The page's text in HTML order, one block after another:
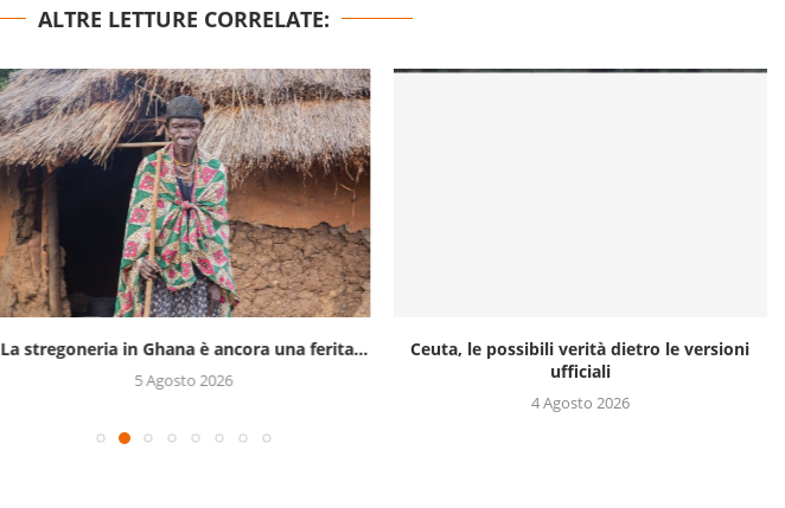
ALTRE LETTURE CORRELATE:
La stregoneria in Ghana è ancora una ferita...
5 Agosto 2026
Ceuta, le possibili verità dietro le versioni
ufficiali
4 Agosto 2026